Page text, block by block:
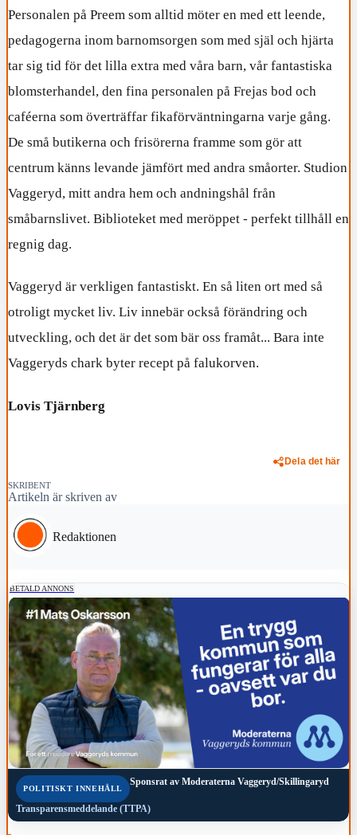
Personalen på Preem som alltid möter en med ett leende,
pedagogerna inom barnomsorgen som med själ och hjärta
tar sig tid för det lilla extra med våra barn, vår fantastiska
blomsterhandel, den fina personalen på Frejas bod och
caféerna som överträffar fikaförväntningarna varje gång.
De små butikerna och frisörerna framme som gör att
centrum känns levande jämfört med andra småorter. Studion
Vaggeryd, mitt andra hem och andningshål från
småbarnslivet. Biblioteket med meröppet - perfekt tillhåll en
regnig dag.
Vaggeryd är verkligen fantastiskt. En så liten ort med så
otroligt mycket liv. Liv innebär också förändring och
utveckling, och det är det som bär oss framåt... Bara inte
Vaggeryds chark byter recept på falukorven.
Lovis Tjärnberg
Dela det här
SKRIBENT
Artikeln är skriven av
Redaktionen
BETALD ANNONS
POLITISKT INNEHÅLL
Sponsrat av Moderaterna Vaggeryd/Skillingaryd
Transparensmeddelande (TTPA)